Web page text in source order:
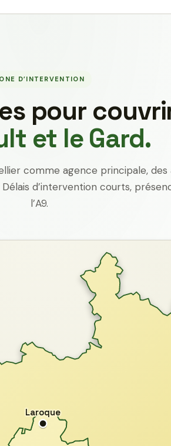
D’INTERVENTION
pour
et le Gard.
comme agence principale, des
d’intervention courts,
l’A9.
Laroque